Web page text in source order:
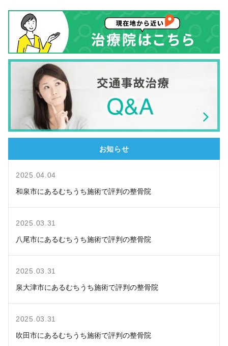
お知らせ
2025.04.04
和泉市にあるむちうち施術で評判の整骨院
2025.03.31
八尾市にあるむちうち施術で評判の整骨院
2025.03.31
泉大津市にあるむちうち施術で評判の整骨院
2025.03.31
吹田市にあるむちうち施術で評判の整骨院